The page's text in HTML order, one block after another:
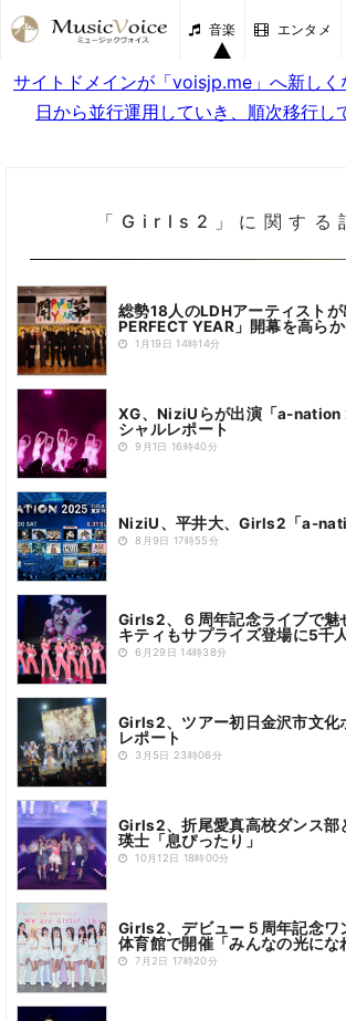
音楽 エンタメ
サイトドメインが「voisjp.me」へ新しく
日から並行運用していき、順次移行し
「Girls2」に関する
総勢18人のLDHアーティスト
PERFECT YEAR」開幕を高ら
1月19日 14時14分
XG、NiziUらが出演「a-nation
シャルレポート
9月1日 16時40分
NiziU、平井大、Girls2「a-
8月9日 17時55分
Girls2、６周年記念ライブで
キティもサプライズ登場に5千
6月29日 14時38分
Girls2、ツアー初日金沢市文化
レポート
3月5日 23時06分
Girls2、折尾愛真高校ダンス
瑛士「息ぴったり」
10月12日 18時00分
Girls2、デビュー５周年記念ワ
体育館で開催「みんなの光にな
7月2日 17時20分